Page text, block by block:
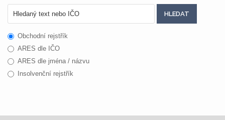
Obchodní rejstřík
ARES dle IČO
ARES dle jména / názvu
Insolvenční rejstřík